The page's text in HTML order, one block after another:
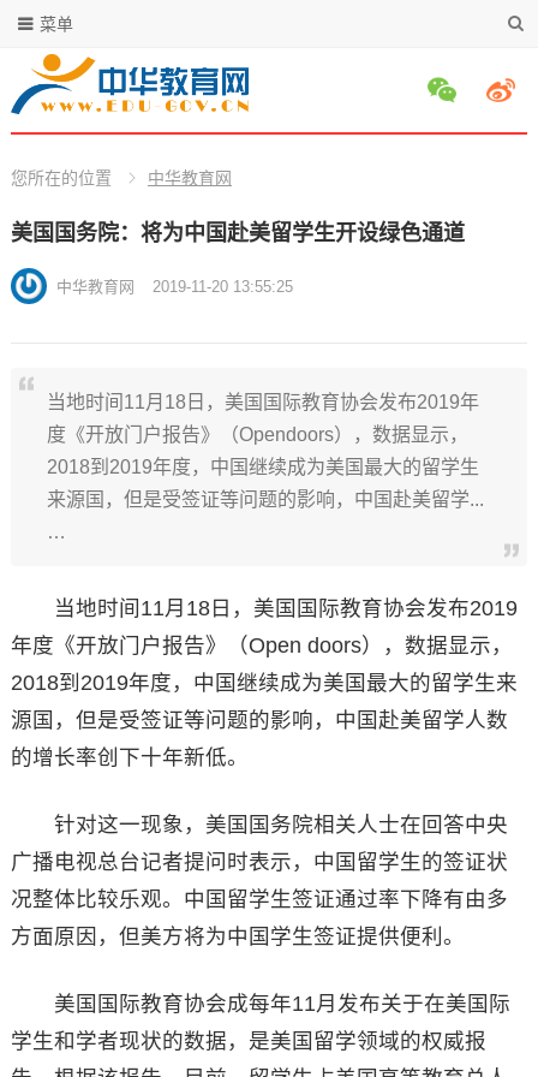
菜单
您所在的位置 中华教育网
美国国务院：将为中国赴美留学生开设绿色通道
中华教育网 2019-11-20 13:55:25
当地时间11月18日，美国国际教育协会发布2019年
度《开放门户报告》（Opendoors），数据显示，
2018到2019年度，中国继续成为美国最大的留学生
来源国，但是受签证等问题的影响，中国赴美留学...
…
当地时间11月18日，美国国际教育协会发布2019
年度《开放门户报告》（Open doors），数据显示，
2018到2019年度，中国继续成为美国最大的留学生来
源国，但是受签证等问题的影响，中国赴美留学人数
的增长率创下十年新低。
针对这一现象，美国国务院相关人士在回答中央
广播电视总台记者提问时表示，中国留学生的签证状
况整体比较乐观。中国留学生签证通过率下降有由多
方面原因，但美方将为中国学生签证提供便利。
美国国际教育协会成每年11月发布关于在美国际
学生和学者现状的数据，是美国留学领域的权威报